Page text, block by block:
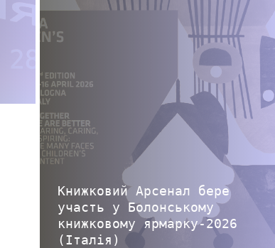
Книжковий Арсенал бере
участь у Болонському
книжковому ярмарку-2026
(Італія)